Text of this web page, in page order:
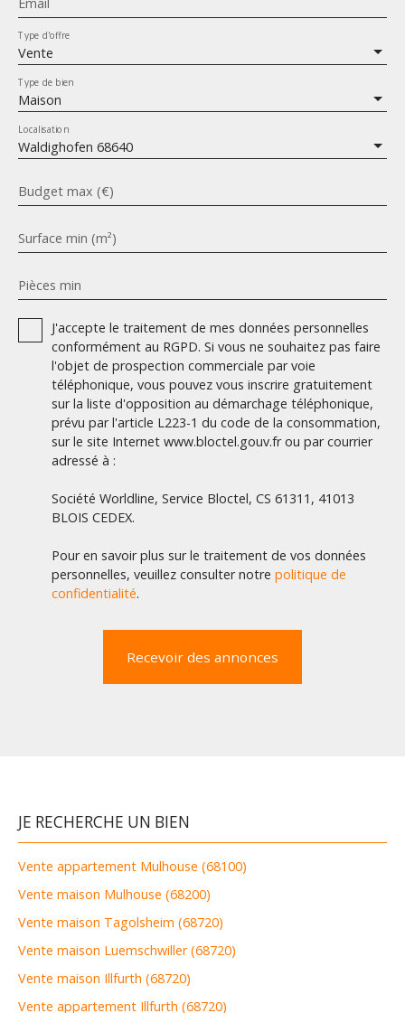
Email
Vente
Type d'offre
Maison
Type de bien
Waldighofen 68640
Localisation
Budget max (€)
Surface min (m²)
Pièces min
J'accepte le traitement de mes données personnelles
conformément au RGPD. Si vous ne souhaitez pas faire
l'objet de prospection commerciale par voie
téléphonique, vous pouvez vous inscrire gratuitement
sur la liste d'opposition au démarchage téléphonique,
prévu par l'article L223-1 du code de la consommation,
sur le site Internet www.bloctel.gouv.fr ou par courrier
adressé à :
Société Worldline, Service Bloctel, CS 61311, 41013
BLOIS CEDEX.
Pour en savoir plus sur le traitement de vos données
personnelles, veuillez consulter notre politique de
confidentialité.
Recevoir des annonces
JE RECHERCHE UN BIEN
Vente appartement Mulhouse (68100)
Vente maison Mulhouse (68200)
Vente maison Tagolsheim (68720)
Vente maison Luemschwiller (68720)
Vente maison Illfurth (68720)
Vente appartement Illfurth (68720)